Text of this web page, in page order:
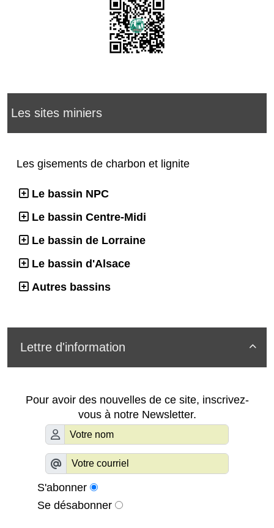
Les sites miniers
Les gisements de charbon et lignite
Le bassin NPC
Le bassin Centre-Midi
Le bassin de Lorraine
Le bassin d'Alsace
Autres bassins

Lettre d'information
Pour avoir des nouvelles de ce site, inscrivez-
vous à notre Newsletter.
S'abonner
Se désabonner